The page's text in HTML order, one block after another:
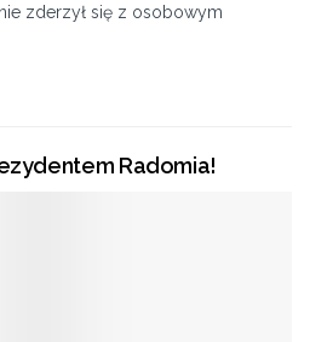
zderzył się z osobowym
Radomia!